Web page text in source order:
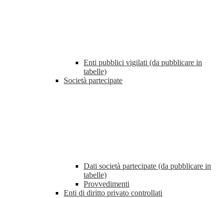
Enti pubblici vigilati (da pubblicare in
tabelle)
Società partecipate
Dati società partecipate (da pubblicare in
tabelle)
Provvedimenti
Enti di diritto privato controllati